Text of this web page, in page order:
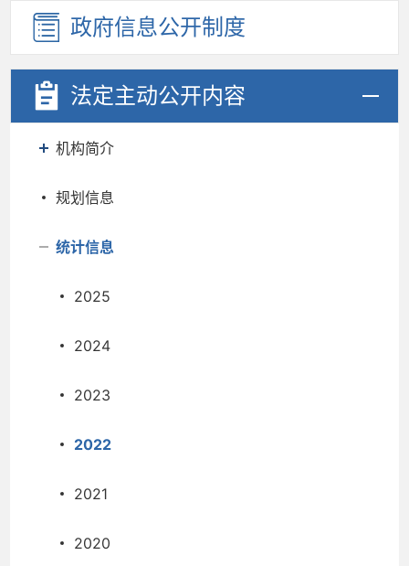
政府信息公开制度
法定主动公开内容
机构简介
规划信息
统计信息
2025
2024
2023
2022
2021
2020